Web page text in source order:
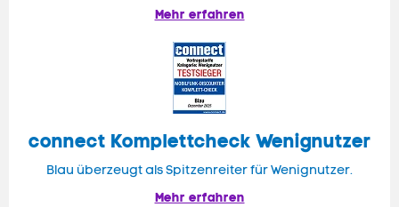
Mehr erfahren
connect Komplettcheck Wenignutzer
Blau überzeugt als Spitzenreiter für Wenignutzer.
Mehr erfahren